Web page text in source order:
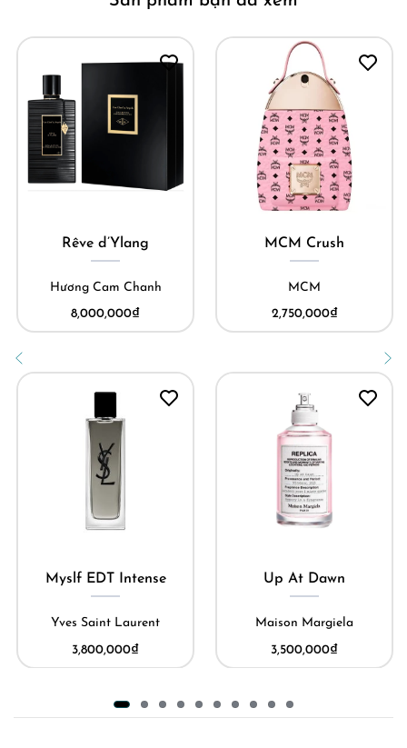
Rêve d’Ylang
Hương Cam Chanh
8,000,000₫
Myslf EDT Intense
Yves Saint Laurent
3,800,000₫
MCM Crush
MCM
2,750,000₫
Up At Dawn
Maison Margiela
3,500,000₫